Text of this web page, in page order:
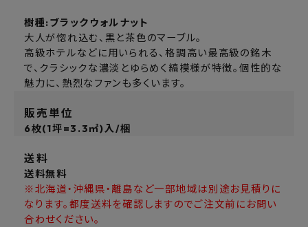
樹種:ブラックウォルナット
大人が惚れ込む、黒と茶色のマーブル。
高級ホテルなどに用いられる、格調高い最高級の銘木
で、クラシックな濃淡とゆらめく縞模様が特徴。個性的な
魅力に、熱烈なファンも多くいます。
販売単位
6枚(1坪=3.3㎡)入/梱
送料
送料無料
※北海道・沖縄県・離島など一部地域は別途お見積りに
なります。都度送料を確認しますのでご注文前にお問い
合わせください。